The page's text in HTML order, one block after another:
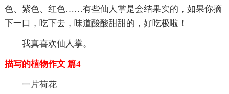
色、紫色、红色……有些仙人掌是会结果实的，如果你摘
下一口，吃下去，味道酸酸甜甜的，好吃极啦！
我真喜欢仙人掌。
描写的植物作文 篇4
一片荷花